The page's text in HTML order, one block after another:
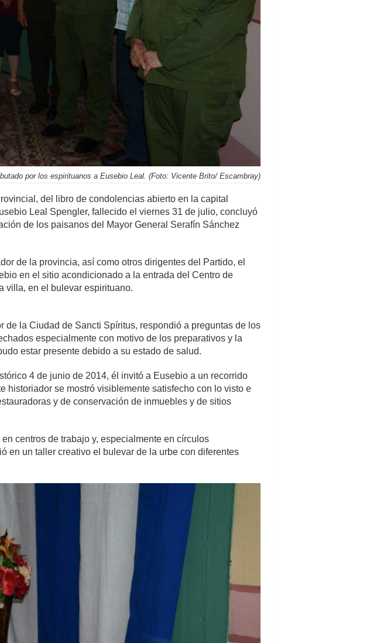
por los espirituanos a Eusebio Leal. (Foto: Vicente Brito/ Escambray)
del libro de condolencias abierto en la capital
Leal Spengler, fallecido el viernes 31 de julio, concluyó
de los paisanos del Mayor General Serafín Sánchez
de la provincia, así como otros dirigentes del Partido, el
en el sitio acondicionado a la entrada del Centro de
villa, en el bulevar espirituano.
la Ciudad de Sancti Spíritus, respondió a preguntas de los
especialmente con motivo de los preparativos y la
estar presente debido a su estado de salud.
4 de junio de 2014, él invitó a Eusebio a un recorrido
historiador se mostró visiblemente satisfecho con lo visto e
y de conservación de inmuebles y de sitios
centros de trabajo y, especialmente en círculos
en un taller creativo el bulevar de la urbe con diferentes